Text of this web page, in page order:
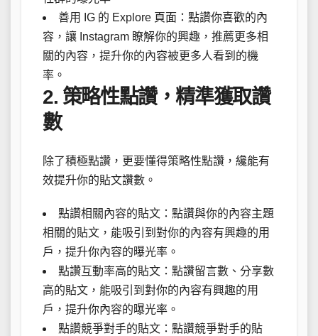
善用 IG 的 Explore 頁面：點讚你喜歡的內
容，讓 Instagram 瞭解你的興趣，推薦更多相
關的內容，提升你的內容被更多人看到的機
率。
2. 策略性點讚，精準獲取讚
數
除了積極點讚，更要懂得策略性點讚，纔能有
效提升你的貼文讚數。
點讚相關內容的貼文：點讚與你的內容主題
相關的貼文，能吸引到對你的內容有興趣的用
戶，提升你內容的曝光率。
點讚互動率高的貼文：點讚留言數、分享數
高的貼文，能吸引到對你的內容有興趣的用
戶，提升你內容的曝光率。
點讚競爭對手的貼文：點讚競爭對手的貼